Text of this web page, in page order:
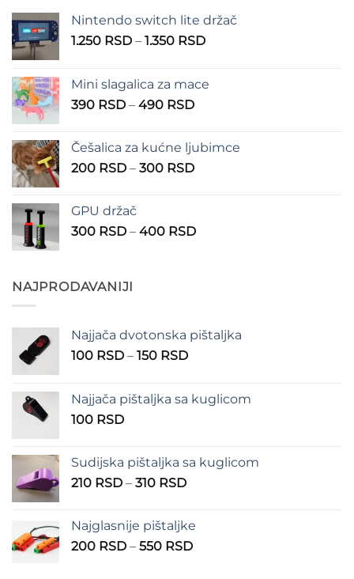
Nintendo switch lite držač
1.250 RSD – 1.350 RSDRaspon
1.250 RSD
Mini slagalica za mace
390 RSD – 490 RSDRaspon
390 RSD
do
Češalica za kućne ljubimce
200 RSD – 300 RSDRaspon
do
GPU držač
300 RSD – 400 RSDRaspon
NAJPRODAVANIJI
Najjača dvotonska pištaljka
100 RSD – 150 RSDRaspon
100 RSD
Najjača pištaljka sa kuglicom
100 RSD
Sudijska pištaljka sa kuglicom
210 RSD – 310 RSDRaspon
210 RSD
do
Najglasnije pištaljke
200 RSD – 550 RSDRaspon